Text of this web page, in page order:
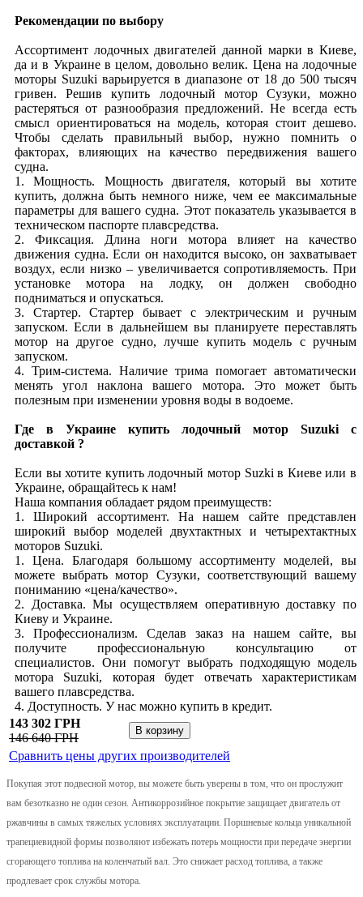
Рекомендации по выбору
Ассортимент лодочных двигателей данной марки в Киеве,
да и в Украине в целом, довольно велик. Цена на лодочные
моторы Suzuki варьируется в диапазоне от 18 до 500 тысяч
гривен. Решив купить лодочный мотор Сузуки, можно
растеряться от разнообразия предложений. Не всегда есть
смысл ориентироваться на модель, которая стоит дешево.
Чтобы сделать правильный выбор, нужно помнить о
факторах, влияющих на качество передвижения вашего
судна.
1. Мощность. Мощность двигателя, который вы хотите
купить, должна быть немного ниже, чем ее максимальные
параметры для вашего судна. Этот показатель указывается в
техническом паспорте плавсредства.
2. Фиксация. Длина ноги мотора влияет на качество
движения судна. Если он находится высоко, он захватывает
воздух, если низко – увеличивается сопротивляемость. При
установке мотора на лодку, он должен свободно
подниматься и опускаться.
3. Стартер. Стартер бывает с электрическим и ручным
запуском. Если в дальнейшем вы планируете переставлять
мотор на другое судно, лучше купить модель с ручным
запуском.
4. Трим-система. Наличие трима помогает автоматически
менять угол наклона вашего мотора. Это может быть
полезным при изменении уровня воды в водоеме.
Где в Украине купить лодочный мотор Suzuki с
доставкой ?
Если вы хотите купить лодочный мотор Suzki в Киеве или в
Украине, обращайтесь к нам!
Наша компания обладает рядом преимуществ:
1. Широкий ассортимент. На нашем сайте представлен
широкий выбор моделей двухтактных и четырехтактных
моторов Suzuki.
1. Цена. Благодаря большому ассортименту моделей, вы
можете выбрать мотор Сузуки, соответствующий вашему
пониманию «цена/качество».
2. Доставка. Мы осуществляем оперативную доставку по
Киеву и Украине.
3. Профессионализм. Сделав заказ на нашем сайте, вы
получите профессиональную консультацию от
специалистов. Они помогут выбрать подходящую модель
мотора Suzuki, которая будет отвечать характеристикам
вашего плавсредства.
4. Доступность. У нас можно купить в кредит.
143 302 ГРН
146 640 ГРН
Сравнить цены других производителей
Покупая этот подвесной мотор, вы можете быть уверены в том, что он прослужит
вам безотказно не один сезон. Антикоррозийное покрытие защищает двигатель от
ржавчины в самых тяжелых условиях эксплуатации. Поршневые кольца уникальной
трапециевидной формы позволяют избежать потерь мощности при передаче энергии
сгорающего топлива на коленчатый вал. Это снижает расход топлива, а также
продлевает срок службы мотора.